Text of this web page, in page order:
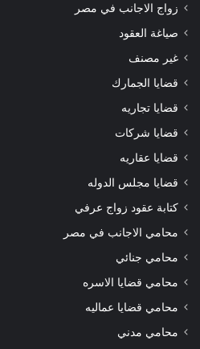
زواج الاجانب في مصر
صياغة العقود
غير مصنف
قضايا الجمارك
قضايا تجاريه
قضايا شركات
قضايا عقاريه
قضايا مجلس الدوله
كتابة عقود زواج عرفي
محامي الاجانب في مصر
محامي جنائي
محامي قضايا الاسره
محامي قضايا عماليه
محامي مدني